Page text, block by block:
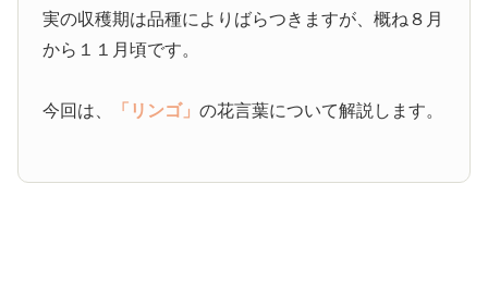
実の収穫期は品種によりばらつきますが、概ね８月
から１１月頃です。
今回は、 「リンゴ」の花言葉について解説します。